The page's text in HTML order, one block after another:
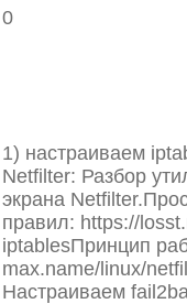
0
1) настраиваем
Netfilter: Разбор
экрана
правил: https://
iptablesПринцип
max.name/linux/
Настраиваем